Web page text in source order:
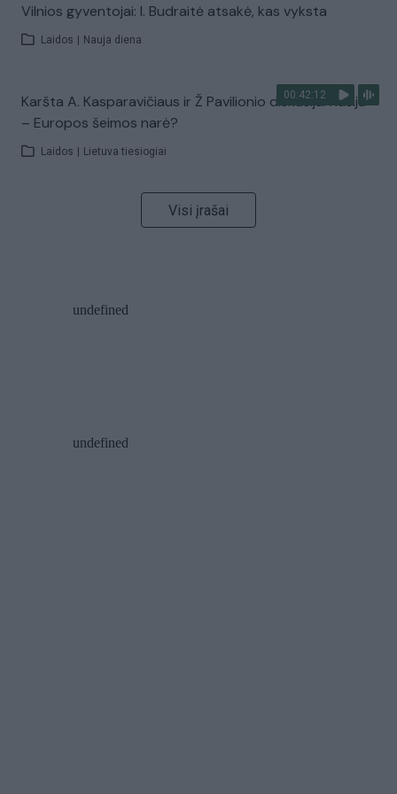
Vilnios gyventojai: I. Budraitė atsakė, kas vyksta
Laidos Nauja diena
00:42:12
Karšta A. Kasparavičiaus ir Ž Pavilionio diskusija: Rusija
– Europos šeimos narė?
Laidos Lietuva tiesiogiai
Visi įrašai